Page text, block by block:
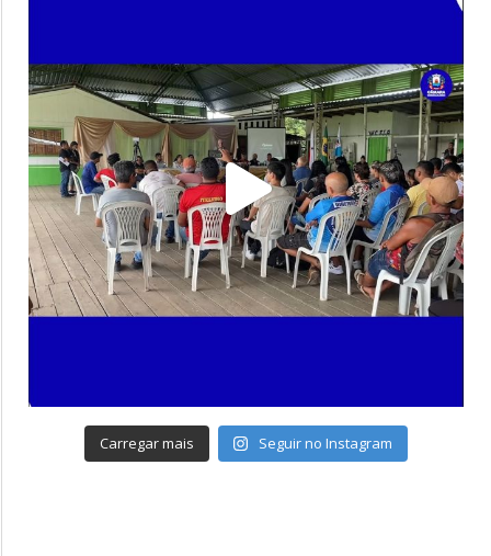
Carregar mais Seguir no Instagram